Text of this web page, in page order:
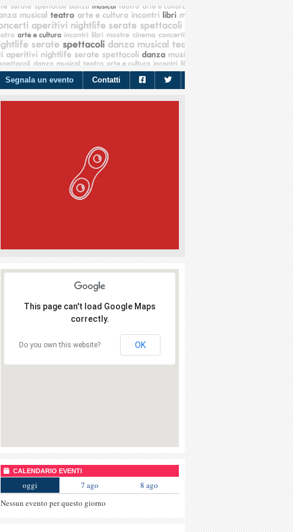
Segnala un evento Contatti
This page can't load Google Maps
correctly.
Do you own this website? OK
CALENDARIO EVENTI
oggi 7 ago
8 ago
Nessun evento per questo giorno